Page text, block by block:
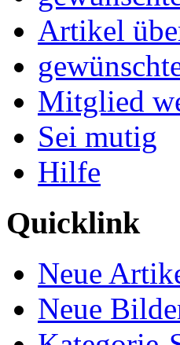
Artikel
Mitglied
Sei mutig
Hilfe
Quicklink
Neue
Neue